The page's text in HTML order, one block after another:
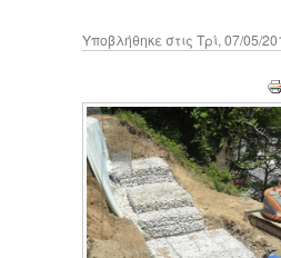
Υποβλήθηκε στις Τρί, 07/05/